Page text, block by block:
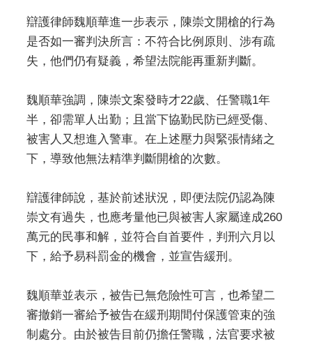
辯護律師魏順華進一步表示，陳崇文開槍的行為
是否如一審判決所言：不符合比例原則、涉有疏
失，他們仍有疑義，希望法院能再重新判斷。
魏順華強調，陳崇文案發時才22歲、任警職1年
半，卻需單人出勤；且當下協勤民防已經受傷、
被害人又想進入警車。在上述壓力與緊張情緒之
下，導致他無法精準判斷開槍的次數。
辯護律師說，基於前述狀況，即便法院仍認為陳
崇文有過失，也應考量他已與被害人家屬達成260
萬元的民事和解，並符合自首要件，判刑六月以
下，給予易科罰金的機會，並宣告緩刑。
魏順華並表示，被告已無危險性可言，也希望二
審撤銷一審給予被告在緩刑期間付保護管束的強
制處分。由於被告目前仍擔任警職，法官要求被